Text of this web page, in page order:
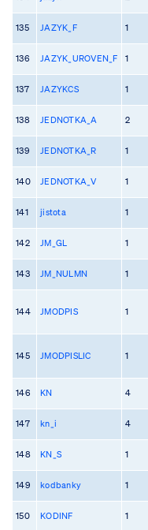
135 JAZYK_F 1
136 JAZYK_UROVEN_F 1
137 JAZYKCS 1
138 JEDNOTKA_A 2
139 JEDNOTKA_R 1
140 JEDNOTKA_V 1
141 jistota 1
142 JM_GL 1
143 JM_NULMN 1
144 JMODPIS 1
145 JMODPISLIC 1
146 KN 4
147 kn_i 4
148 KN_S 1
149 kodbanky 1
150 KODINF 1